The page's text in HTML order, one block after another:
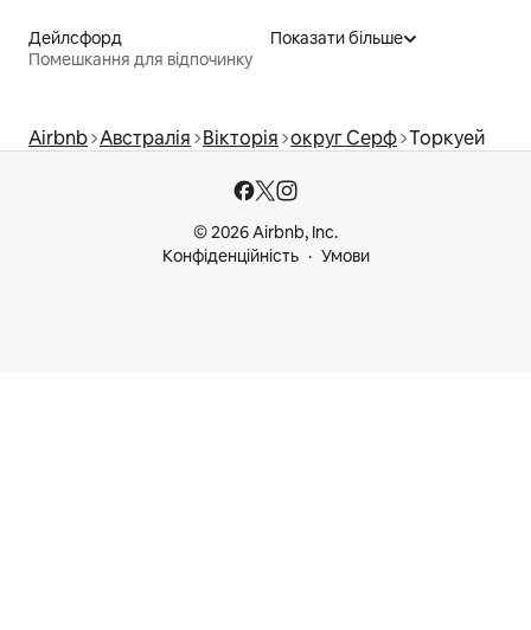
Дейлсфорд
Помешкання для відпочинку
Показати більше
Airbnb Австралія Вікторія округ Серф Торкуей
© 2026 Airbnb, Inc.
Конфіденційність
Умови